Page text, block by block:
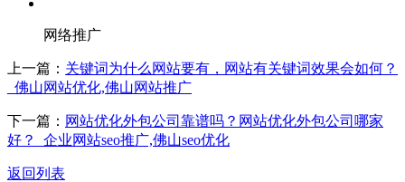
网络推广
上一篇： 关键词为什么网站要有，网站有关键词效果会如何？
_佛山网站优化,佛山网站推广
下一篇： 网站优化外包公司靠谱吗？网站优化外包公司哪家
好？_企业网站seo推广,佛山seo优化
返回列表